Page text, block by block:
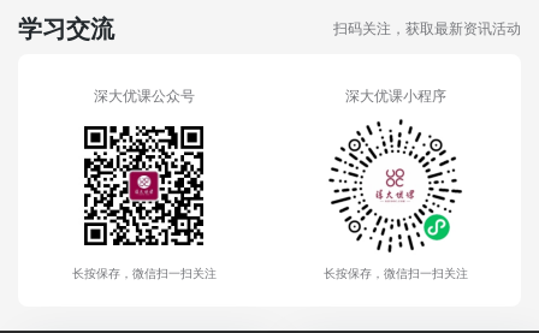
学习交流 扫码关注，获取最新资讯活动
深大优课公众号
长按保存，微信扫一扫关注
深大优课小程序
长按保存，微信扫一扫关注